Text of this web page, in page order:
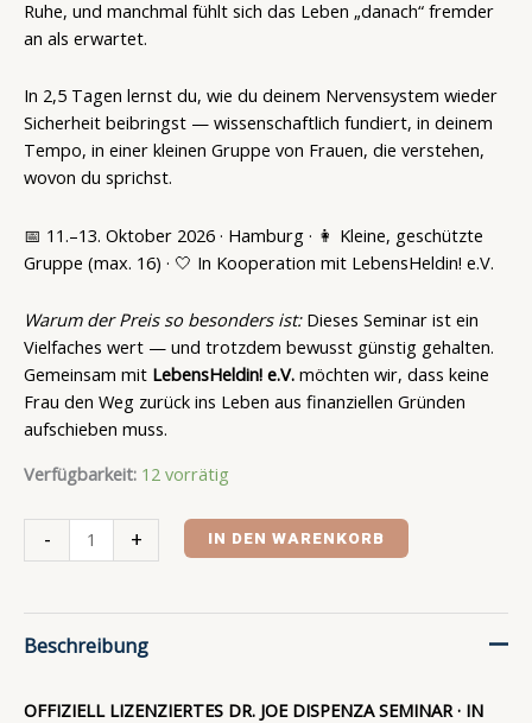
Ruhe, und manchmal fühlt sich das Leben „danach“ fremder
an als erwartet.
In 2,5 Tagen lernst du, wie du deinem Nervensystem wieder
Sicherheit beibringst — wissenschaftlich fundiert, in deinem
Tempo, in einer kleinen Gruppe von Frauen, die verstehen,
wovon du sprichst.
📅 11.–13. Oktober 2026 · Hamburg · 👩 Kleine, geschützte
Gruppe (max. 16) · 🤍 In Kooperation mit LebensHeldin! e.V.
Warum der Preis so besonders ist:Dieses Seminar ist ein
Vielfaches wert — und trotzdem bewusst günstig gehalten.
Gemeinsam mit LebensHeldin! e.V. möchten wir, dass keine
Frau den Weg zurück ins Leben aus finanziellen Gründen
aufschieben muss.
Verfügbarkeit: 12 vorrätig
- + IN DEN WARENKORB
Beschreibung
OFFIZIELL LIZENZIERTES DR. JOE DISPENZA SEMINAR · IN